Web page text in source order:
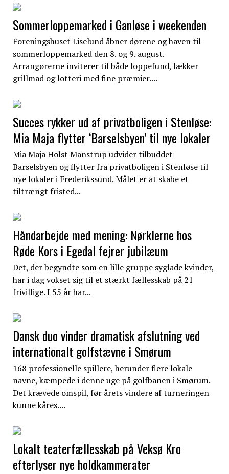
Sommerloppemarked i Ganløse i weekenden
Foreningshuset Liselund åbner dørene og haven til
sommerloppemarked den 8. og 9. august.
Arrangørerne inviterer til både loppefund, lækker
grillmad og lotteri med fine præmier....
Succes rykker ud af privatboligen i Stenløse:
Mia Maja flytter ‘Barselsbyen’ til nye lokaler
Mia Maja Holst Manstrup udvider tilbuddet
Barselsbyen og flytter fra privatboligen i Stenløse til
nye lokaler i Frederikssund. Målet er at skabe et
tiltrængt fristed...
Håndarbejde med mening: Nørklerne hos
Røde Kors i Egedal fejrer jubilæum
Det, der begyndte som en lille gruppe syglade kvinder,
har i dag vokset sig til et stærkt fællesskab på 21
frivillige. I 55 år har...
Dansk duo vinder dramatisk afslutning ved
internationalt golfstævne i Smørum
168 professionelle spillere, herunder flere lokale
navne, kæmpede i denne uge på golfbanen i Smørum.
Det krævede omspil, før årets vindere af turneringen
kunne kåres....
Lokalt teaterfællesskab på Veksø Kro
efterlyser nye holdkammerater